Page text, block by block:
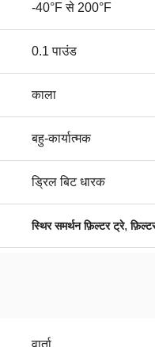
-40°F से 200°F
0.1 पाउंड
काला
बहु-कार्यात्मक
ड्रिल बिट धारक
स्थिर समर्थन फ़िल्टर ट्रे,
वार्ता